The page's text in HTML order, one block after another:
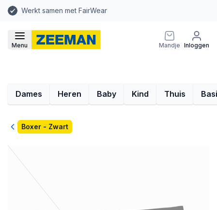
Werkt samen met FairWear
Menu Mandje Inloggen
Dames Heren Baby Kind Thuis
TerugBoxer - Zwart